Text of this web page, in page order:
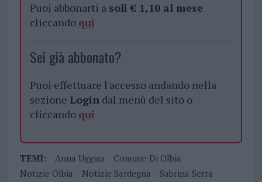
Puoi abbonarti a soli € 1,10 al mese
cliccando qui
Sei già abbonato?
Puoi effettuare l'accesso andando nella
sezione Logindal menù del sito o
cliccando qui
TEMI: Anna Uggias
Comune Di Olbia
Notizie Olbia
Notizie Sardegna
Sabrina Serra